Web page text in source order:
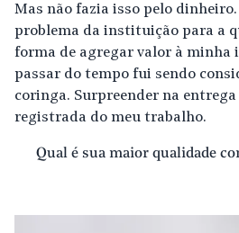
Mas não fazia isso pelo dinheiro.
problema da instituição para a
forma de agregar valor à minha
passar do tempo fui sendo
coringa. Surpreender na entrega
registrada do meu trabalho.
Qual é sua maior qualidade